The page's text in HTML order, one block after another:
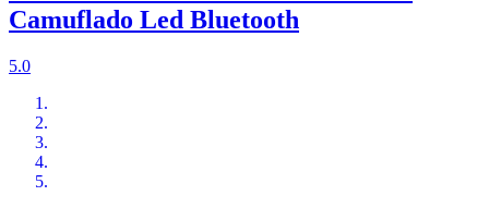
Camuflado Led Bluetooth
5.0